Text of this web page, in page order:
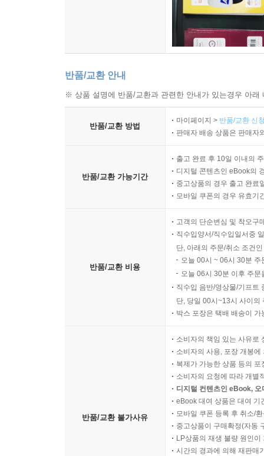
반품/교환 안내
※ 상품 설명에 반품/교환과 관련한 안내가 있는경우 아
반품/교환 방법
마이페이지 > 반품/교환 신
판매자 배송 상품은 판매자
반품/교환 가능기간
출고 완료 후 10일 이내의
디지털 콘텐츠인 eBook의
중고상품의 경우 출고 완료
모바일 쿠폰의 경우 유효기
반품/교환 비용
고객의 단순변심 및 착오구
직수입양서/직수입일서중
단, 아래의 주문/취소 조건
오늘 00시 ~ 06시 30분
오늘 06시 30분 이후 주
직수입 음반/영상물/기프트
단, 당일 00시~13시 사이의
박스 포장은 택배 배송이
반품/교환 불가사유
소비자의 책임 있는 사유로
소비자의 사용, 포장 개봉
복제가 가능한 상품 등의
소비자의 요청에 따라 개별
디지털 컨텐츠인 eBook,
eBook 대여 상품은 대여 기
모바일 쿠폰 등록 후 취소/
중고상품이 구매확정(자동
LP상품의 재생 불량 원인
시간의 경과에 의해 재판매